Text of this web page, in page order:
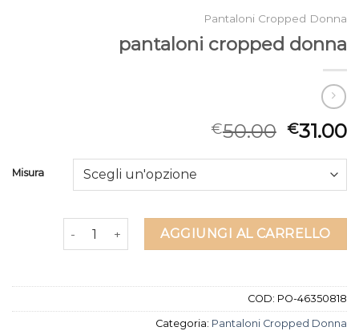
Pantaloni Cropped Donna
pantaloni cropped donna
€50.00 €31.00
Misura
pantaloni cropped donna quantità
AGGIUNGI AL CARRELLO
COD: PO-46350818
Categoria: Pantaloni Cropped Donna